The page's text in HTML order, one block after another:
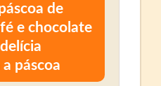
de
e chocolate
páscoa